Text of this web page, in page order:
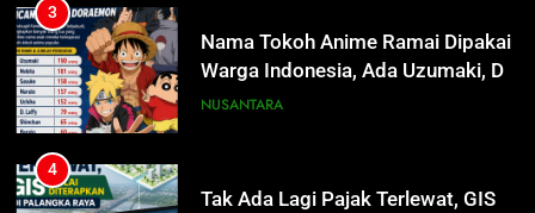
4
Tak Ada Lagi Pajak Terlewat, GIS
Mulai Diterapkan di Palangka Raya
ECONOMY
5
Manajemen FEB UPR Cetak